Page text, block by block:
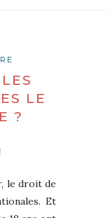
LE
?
le droit de
Et